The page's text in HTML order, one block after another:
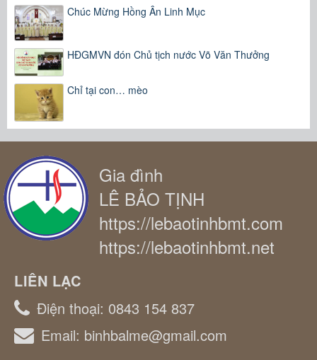
Chúc Mừng Hồng Ân Linh Mục
HĐGMVN đón Chủ tịch nước Võ Văn Thưởng
Chỉ tại con… mèo
Gia đình
LÊ BẢO TỊNH
https://lebaotinhbmt.com
https://lebaotinhbmt.net
LIÊN LẠC
Điện thoại: 0843 154 837
Email: binhbalme@gmail.com